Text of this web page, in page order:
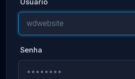
Usuário
Senha